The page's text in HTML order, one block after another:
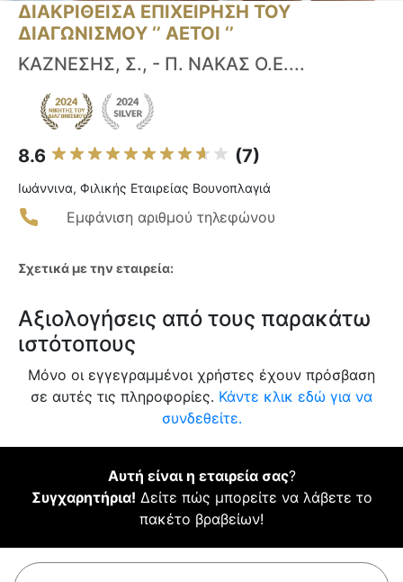
ΔΙΑΚΡΙΘΕΙΣΑ ΕΠΙΧΕΙΡΗΣΗ ΤΟΥ
ΔΙΑΓΩΝΙΣΜΟΥ ‘’ ΑΕΤΟΙ ‘’
ΚΑΖΝΕΣΗΣ, Σ., - Π. ΝΑΚΑΣ Ο.Ε....
8.6 (7)
Ιωάννινα, Φιλικής Εταιρείας Βουνοπλαγιά
Εμφάνιση αριθμού τηλεφώνου
Σχετικά με την εταιρεία:
Αξιολογήσεις από τους παρακάτω
ιστότοπους
Μόνο οι εγγεγραμμένοι χρήστες έχουν πρόσβαση
σε αυτές τις πληροφορίες. Κάντε κλικ εδώ για να
συνδεθείτε.
Αυτή είναι η εταιρεία σας?
Συγχαρητήρια! Δείτε πώς μπορείτε να λάβετε το
πακέτο βραβείων!